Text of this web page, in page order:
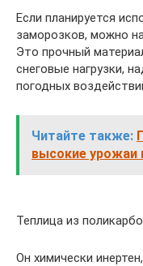
Если планируется
заморозков, можно
Это прочный
снеговые нагрузки,
погодных
Читайте также:
высокие урожаи
Теплица из
Он химически